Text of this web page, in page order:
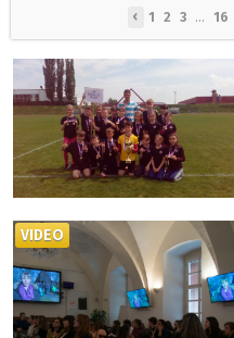
‹ 1 2 3 ... 16
VIDEO